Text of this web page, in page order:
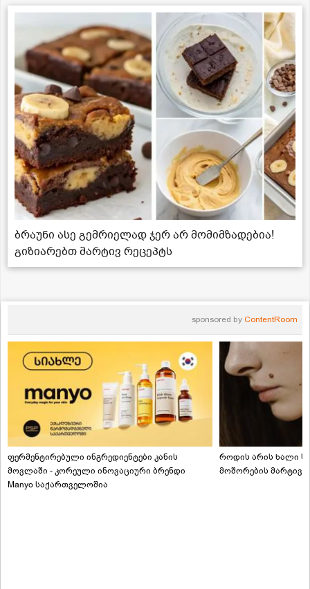
ბრაუნი ასე გემრიელად ჯერ არ მომიმზადებია!
გიზიარებთ მარტივ რეცეპტს
sponsored by ContentRoom
ფერმენტირებული ინგრედიენტები კანის
მოვლაში - კორეული ინოვაციური ბრენდი
Manyo საქართველოშია
როდის არის ხალი
მოშორების